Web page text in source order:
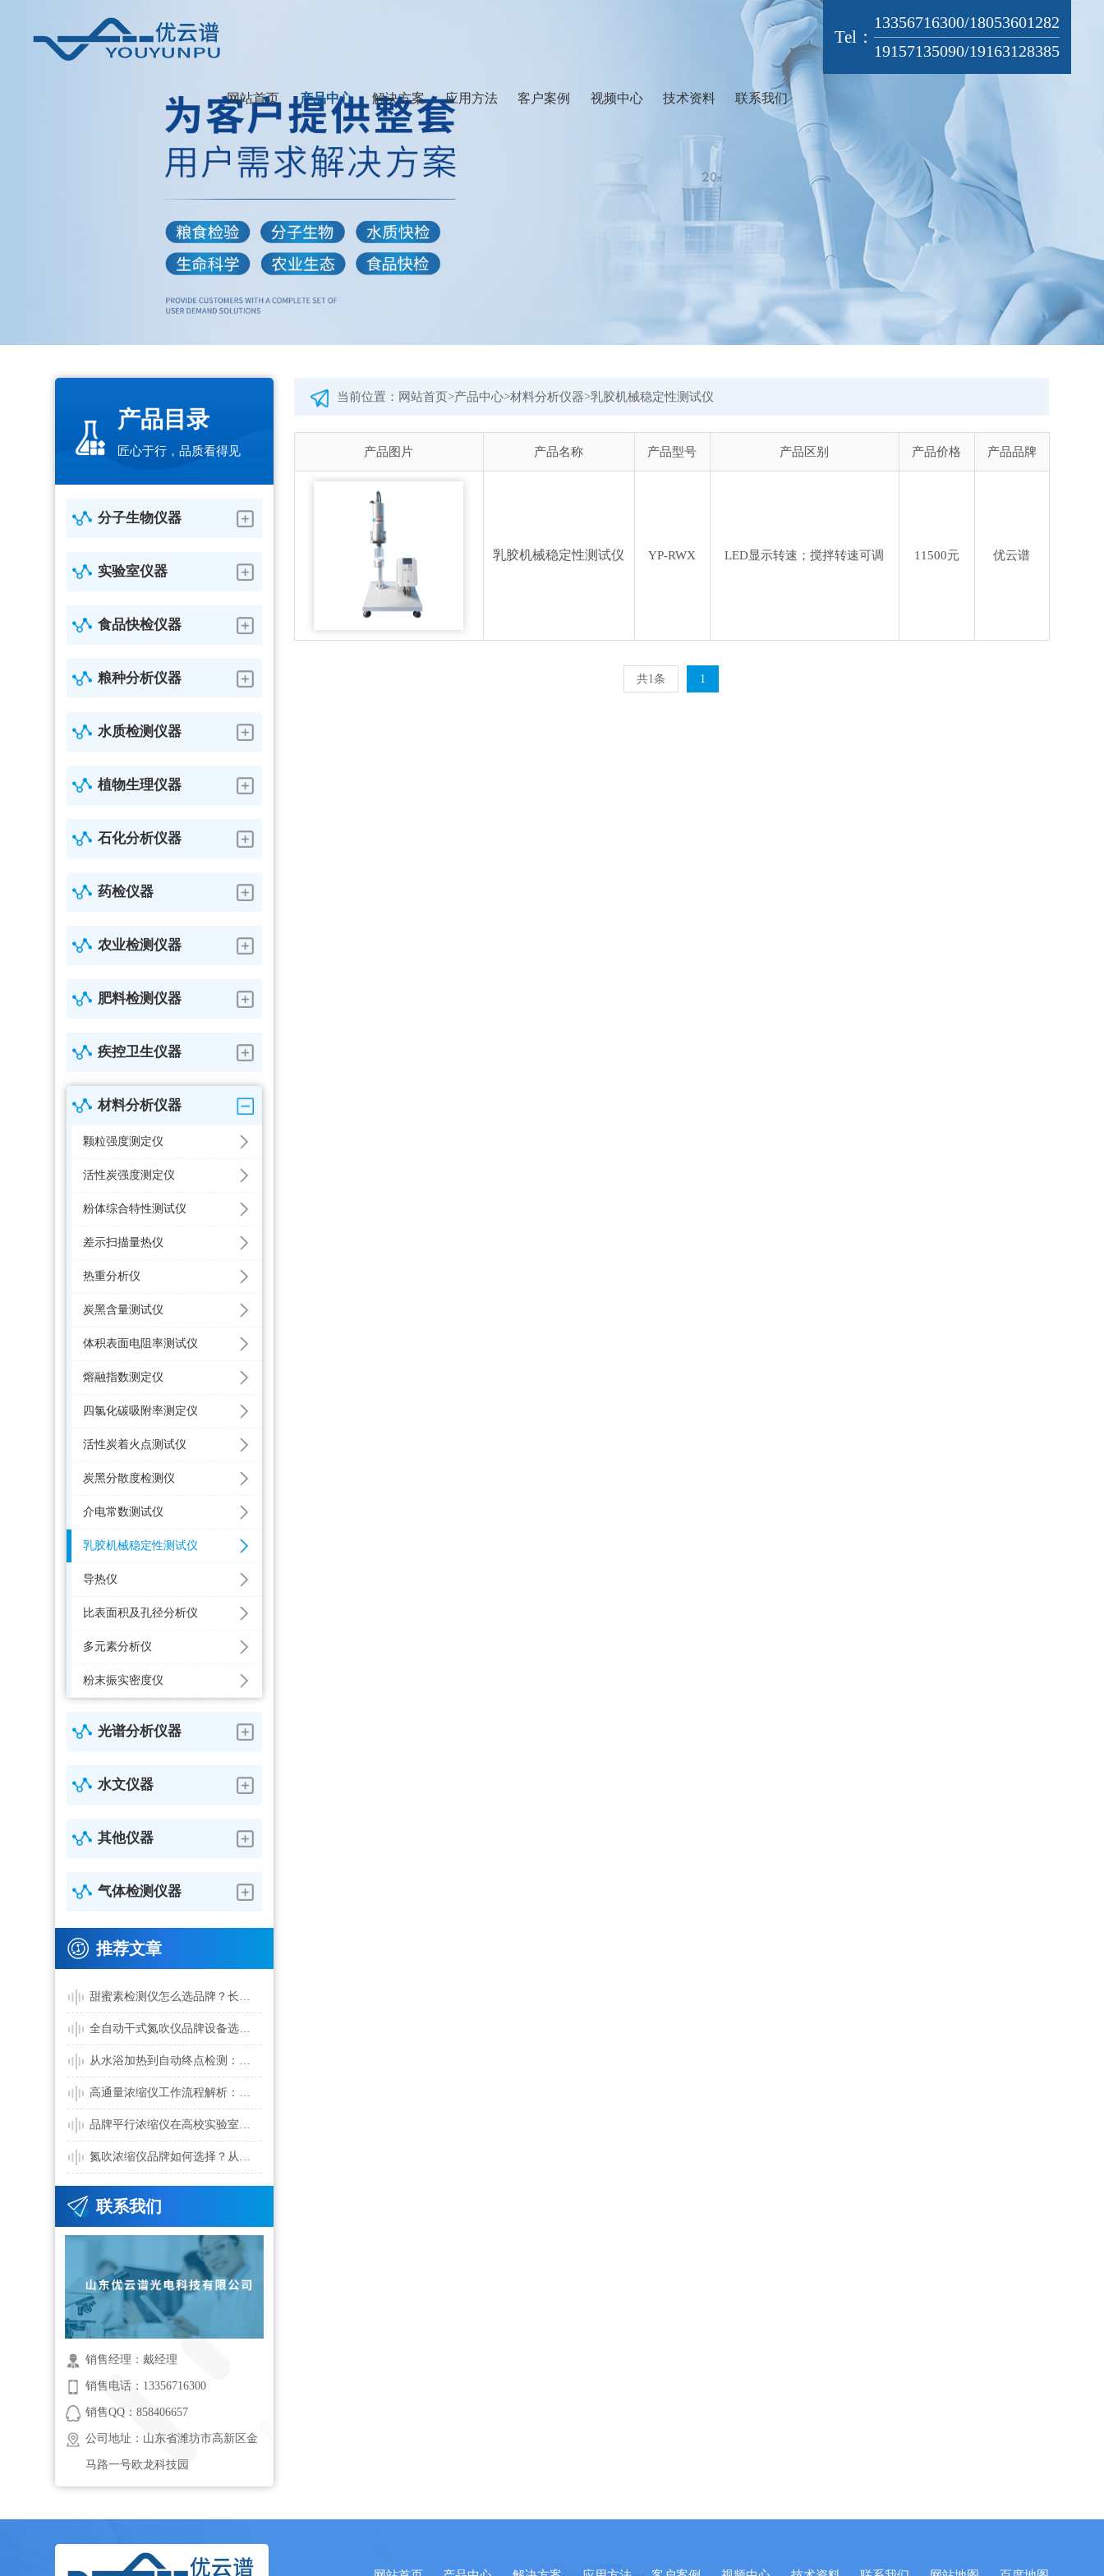
Tel：
13356716300/18053601282
19157135090/19163128385
网站首页 产品中心 解决方案 应用方法 客户案例 视频中心 技术资料 联系我们
产品目录
匠心于行，品质看得见
分子生物仪器
实验室仪器
食品快检仪器
粮种分析仪器
水质检测仪器
植物生理仪器
石化分析仪器
药检仪器
农业检测仪器
肥料检测仪器
疾控卫生仪器
材料分析仪器
颗粒强度测定仪
活性炭强度测定仪
粉体综合特性测试仪
差示扫描量热仪
热重分析仪
炭黑含量测试仪
体积表面电阻率测试仪
熔融指数测定仪
四氯化碳吸附率测定仪
活性炭着火点测试仪
炭黑分散度检测仪
介电常数测试仪
乳胶机械稳定性测试仪
导热仪
比表面积及孔径分析仪
多元素分析仪
粉末振实密度仪
光谱分析仪器
水文仪器
其他仪器
气体检测仪器
推荐文章
甜蜜素检测仪怎么选品牌？长期稳定运行需要关注哪些细节
全自动干式氮吹仪品牌设备选择：选型需要关注哪些参数？
从水浴加热到自动终点检测：全自动水浴氮吹仪品牌选购思路
高通量浓缩仪工作流程解析：品牌设备如何实现自动化浓缩？
品牌平行浓缩仪在高校实验室中的应用：提升前处理效率与规范性
氮吹浓缩仪品牌如何选择？从性能参数看设备匹配方法
联系我们
销售经理：戴经理
销售电话：13356716300
销售QQ：858406657
公司地址：山东省潍坊市高新区金
马路一号欧龙科技园
当前位置： 网站首页>产品中心>材料分析仪器>乳胶机械稳定性测试仪
产品图片 产品名称 产品型号 产品区别 产品价格 产品品牌
乳胶机械稳定性测试仪 YP-RWX LED显示转速；搅拌转速可调 11500元 优云谱
共1条 1